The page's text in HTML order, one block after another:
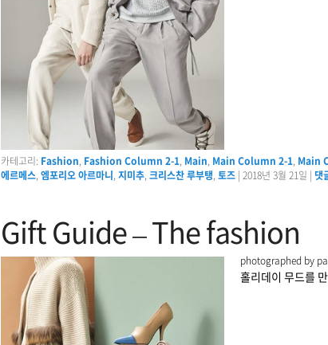
카테고리: Fashion, Fashion Column 2-1, Main, Main Column 2-1, Main
에르메스,엠포리오 아르마니,지미추,크리스찬 루부탱,토즈 | 2018년 3월 21일 | 댓
Gift Guide – The fashion
photographed by
홀리데이 무드를